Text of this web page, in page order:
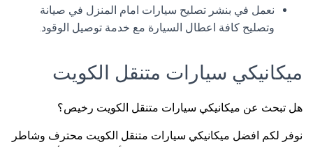
نعمل في بنشر تصليح سيارات امام المنزل في صيانة
وتصليح كافة اعطال السيارة مع خدمة توصيل الوقود.
ميكانيكي سيارات متنقل الكويت
هل تبحث عن ميكانيكي سيارات متنقل الكويت رخيص؟
نوفر لكم افضل ميكانيكي سيارات متنقل الكويت محترف وشاطر